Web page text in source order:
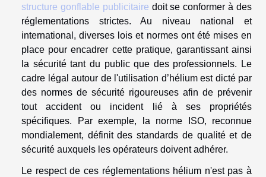
structure gonflable publicitaire doit se conformer à des
réglementations strictes. Au niveau national et
international, diverses lois et normes ont été mises en
place pour encadrer cette pratique, garantissant ainsi
la sécurité tant du public que des professionnels. Le
cadre légal autour de l'utilisation d’hélium est dicté par
des normes de sécurité rigoureuses afin de prévenir
tout accident ou incident lié à ses propriétés
spécifiques. Par exemple, la norme ISO, reconnue
mondialement, définit des standards de qualité et de
sécurité auxquels les opérateurs doivent adhérer.
Le respect de ces réglementations hélium n'est pas à